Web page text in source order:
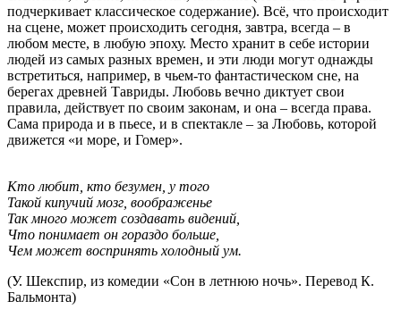
подчеркивает классическое содержание). Всё, что происходит
на сцене, может происходить сегодня, завтра, всегда – в
любом месте, в любую эпоху. Место хранит в себе истории
людей из самых разных времен, и эти люди могут однажды
встретиться, например, в чьем-то фантастическом сне, на
берегах древней Тавриды. Любовь вечно диктует свои
правила, действует по своим законам, и она – всегда права.
Сама природа и в пьесе, и в спектакле – за Любовь, которой
движется «и море, и Гомер».
Кто любит, кто безумен, у того
Такой кипучий мозг, воображенье
Так много может создавать видений,
Что понимает он гораздо больше,
Чем может воспринять холодный ум.
(У. Шекспир, из комедии «Сон в летнюю ночь». Перевод К.
Бальмонта)